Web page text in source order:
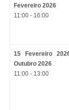
Fevereiro 2026
11:00 - 16:00
15 Fevereiro
Outubro 2026
11:00 - 13:00